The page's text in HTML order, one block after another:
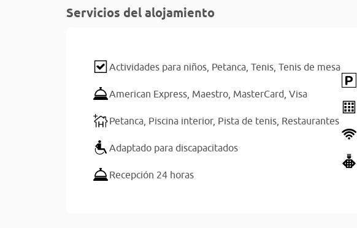
Servicios del alojamiento
Actividades para niños, Petanca, Tenis, Tenis de mesa
American Express, Maestro, MasterCard, Visa
Petanca, Piscina interior, Pista de tenis, Restaurantes
Adaptado para discapacitados
Recepción 24 horas